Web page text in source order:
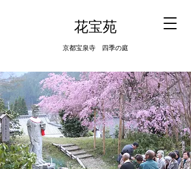
​花宝苑
京都宝泉寺 四季の庭